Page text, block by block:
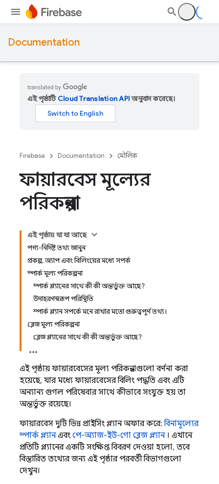
Documentation
এই পৃষ্ঠাটি Cloud Translation APIঅনুবাদ করেছে।
Firebase Documentation মৌলিক
ফায়ারবেস মূল্যের
পরিকল্পনা
এই পৃষ্ঠায় যা যা আছে
পণ্য-নির্দিষ্ট তথ্য জানুন
প্রকল্প, অ্যাপ এবং বিলিংয়ের মধ্যে সম্পর্ক
স্পার্ক মূল্য পরিকল্পনা
স্পার্ক প্ল্যানের সাথে কী কী অন্তর্ভুক্ত আছে?
উদাহরণস্বরূপ পরিস্থিতি
স্পার্ক প্ল্যান সম্পর্কে মনে রাখার মতো গুরুত্বপূর্ণ তথ্য।
ব্লেজ মূল্য পরিকল্পনা
ব্লেজ প্ল্যানের সাথে কী কী অন্তর্ভুক্ত আছে?
এই পৃষ্ঠায় ফায়ারবেসের মূল্য পরিকল্পনাগুলো বর্ণনা করা
হয়েছে, যার মধ্যে ফায়ারবেসের বিলিং পদ্ধতি এবং এটি
অন্যান্য গুগল পরিষেবার সাথে কীভাবে সংযুক্ত হয় তা
অন্তর্ভুক্ত রয়েছে।
ফায়ারবেস দুটি ভিন্ন প্রাইসিং প্ল্যান অফার করে:বিনামূল্যের
স্পার্ক প্ল্যানএবং পে-অ্যাজ-ইউ-গো ব্লেজ প্ল্যান। এখানে
প্রতিটি প্ল্যানের একটি সংক্ষিপ্ত বিবরণ দেওয়া হলো, তবে
বিস্তারিত তথ্যের জন্য এই পৃষ্ঠার পরবর্তী বিভাগগুলো
দেখুন।